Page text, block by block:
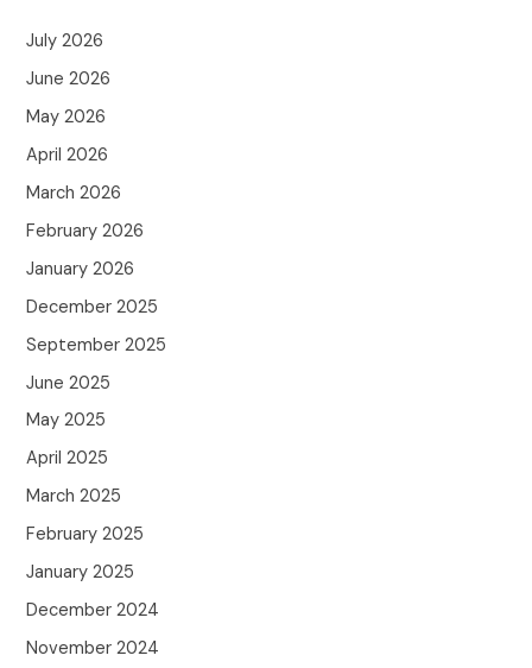
July 2026
June 2026
May 2026
April 2026
March 2026
February 2026
January 2026
December 2025
September 2025
June 2025
May 2025
April 2025
March 2025
February 2025
January 2025
December 2024
November 2024